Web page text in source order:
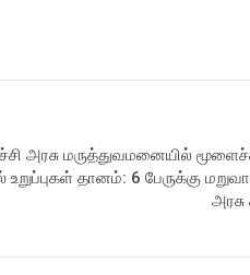
அரசு மருத்துவமனையில்
உறுப்புகள் தானம்: 6 பேருக்கு